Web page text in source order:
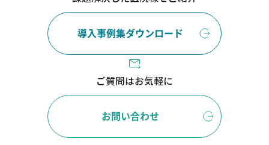
導入事例集ダウンロード
ご質問はお気軽に
お問い合わせ